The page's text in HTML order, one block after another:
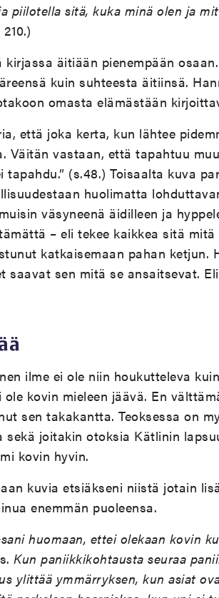
piilotella sitä, kuka minä olen ja
kirjassa äitiään pienempään
kuin suhteesta äitiinsä.
omasta elämästään
että joka kerta, kun lähtee
Väitän vastaan, että tapahtuu
(s.48.) Toisaalta kuva
huolimatta
väsyneenä äidilleen ja
– eli tekee kaikkea sitä
katkaisemaan pahan
saavat sen mitä se ansaitsevat.
ilme ei ole niin houkutteleva
ole kovin mieleen jäävä. En
sen takakantta. Teoksessa on
sekä joitakin otoksia Kätlinin
kovin hyvin.
kuvia etsiäkseni niistä jotain
enemmän puoleensa.
huomaan, ettei olekaan kovin
Kun paniikkikohtausta seuraa
ylittää ymmärryksen, kun asiat